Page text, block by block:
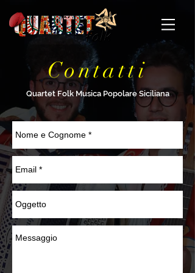
Contatti
Quartet Folk Musica Popolare Siciliana